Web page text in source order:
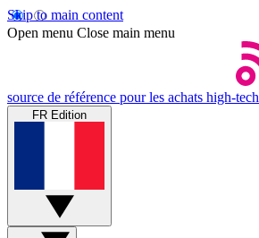
Skip to main content
Open menu Close main menu
source de référence pour les achats high-tech
FR Edition